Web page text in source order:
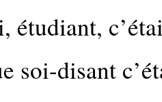
étudiant,
soi-disant